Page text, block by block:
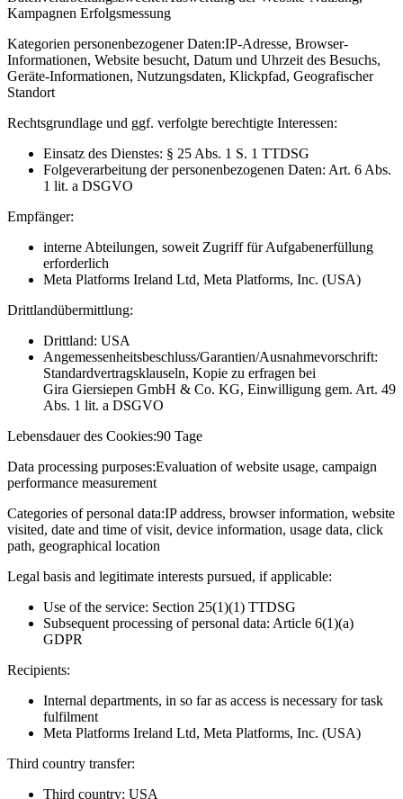
Kampagnen Erfolgsmessung
Kategorien personenbezogener Daten:IP-Adresse, Browser-
Informationen, Website besucht, Datum und Uhrzeit des Besuchs,
Geräte-Informationen, Nutzungsdaten, Klickpfad, Geografischer
Standort
Rechtsgrundlage und ggf. verfolgte berechtigte Interessen:
Einsatz des Dienstes: § 25 Abs. 1 S. 1 TTDSG
Folgeverarbeitung der personenbezogenen Daten: Art. 6 Abs.
1 lit. a DSGVO
Empfänger:
interne Abteilungen, soweit Zugriff für Aufgabenerfüllung
erforderlich
Meta Platforms Ireland Ltd, Meta Platforms, Inc. (USA)
Drittlandübermittlung:
Drittland: USA
Angemessenheitsbeschluss/Garantien/Ausnahmevorschrift:
Standardvertragsklauseln, Kopie zu erfragen bei
Gira Giersiepen GmbH & Co. KG, Einwilligung gem. Art. 49
Abs. 1 lit. a DSGVO
Lebensdauer des Cookies:90 Tage
Data processing purposes:Evaluation of website usage, campaign
performance measurement
Categories of personal data:IP address, browser information, website
visited, date and time of visit, device information, usage data, click
path, geographical location
Legal basis and legitimate interests pursued, if applicable:
Use of the service: Section 25(1)(1) TTDSG
Subsequent processing of personal data: Article 6(1)(a)
GDPR
Recipients:
Internal departments, in so far as access is necessary for task
fulfilment
Meta Platforms Ireland Ltd, Meta Platforms, Inc. (USA)
Third country transfer:
Third country: USA